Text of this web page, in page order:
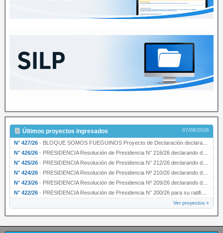
Últimos proyectos ingresados 07/08/2026
N° 427/26 · BLOQUE SOMOS FUEGUINOS Proyecto de Declaración declarando de interés provincial PRESIDENCI…
N° 426/26 · PRESIDENCIA Resolución de Presidencia N° 216/26 declarando de interés provincial la labor …
N° 425/26 · PRESIDENCIA Resolución de Presidencia N° 212/26 declarando de interés provincial el “50° A…
N° 424/26 · PRESIDENCIA Resolución de Presidencia Nº 210/26 declarando de interés provincial el proyec…
N° 423/26 · PRESIDENCIA Resolución de Presidencia Nº 209/26 declarando de interés provincial la presen…
N° 422/26 · PRESIDENCIA Resolución de Presidencia N° 200/26 para su ratificación.
Ver proyectos »